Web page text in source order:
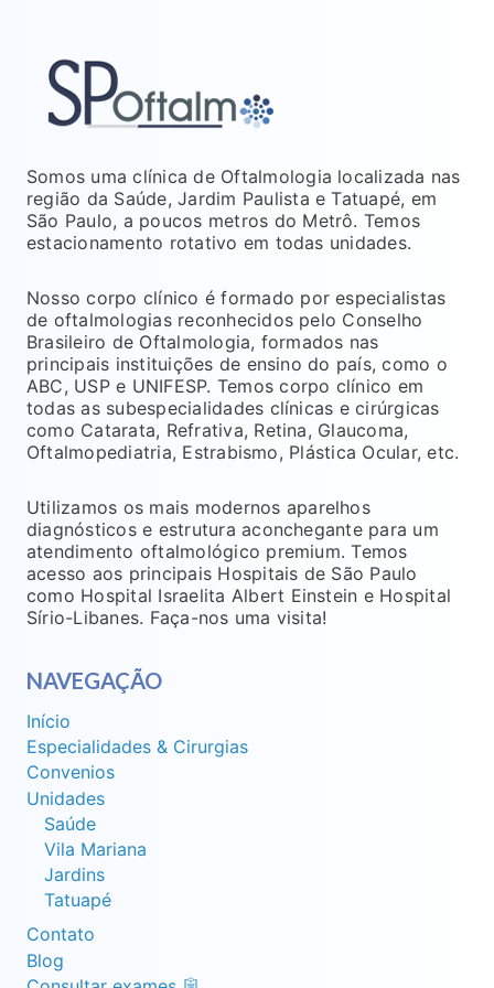
Somos uma clínica de Oftalmologia localizada nas
região da Saúde, Jardim Paulista e Tatuapé, em
São Paulo, a poucos metros do Metrô. Temos
estacionamento rotativo em todas unidades.
Nosso corpo clínico é formado por especialistas
de oftalmologias reconhecidos pelo Conselho
Brasileiro de Oftalmologia, formados nas
principais instituições de ensino do país, como o
ABC, USP e UNIFESP. Temos corpo clínico em
todas as subespecialidades clínicas e cirúrgicas
como Catarata, Refrativa, Retina, Glaucoma,
Oftalmopediatria, Estrabismo, Plástica Ocular, etc.
Utilizamos os mais modernos aparelhos
diagnósticos e estrutura aconchegante para um
atendimento oftalmológico premium. Temos
acesso aos principais Hospitais de São Paulo
como Hospital Israelita Albert Einstein e Hospital
Sírio-Libanes. Faça-nos uma visita!
NAVEGAÇÃO
Início
Especialidades & Cirurgias
Convenios
Unidades
Saúde
Vila Mariana
Jardins
Tatuapé
Contato
Blog